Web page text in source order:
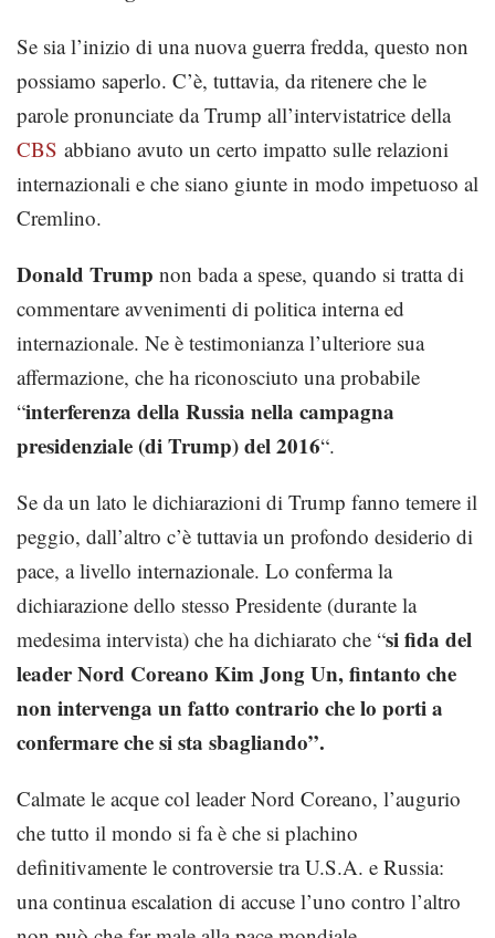
Se sia l’inizio di una nuova guerra fredda, questo non
possiamo saperlo. C’è, tuttavia, da ritenere che le
parole pronunciate da Trump all’intervistatrice della
CBS abbiano avuto un certo impatto sulle relazioni
internazionali e che siano giunte in modo impetuoso al
Cremlino.
Donald Trump non bada a spese, quando si tratta di
commentare avvenimenti di politica interna ed
internazionale. Ne è testimonianza l’ulteriore sua
affermazione, che ha riconosciuto una probabile
“interferenza della Russia nella campagna
presidenziale (di Trump) del 2016“.
Se da un lato le dichiarazioni di Trump fanno temere il
peggio, dall’altro c’è tuttavia un profondo desiderio di
pace, a livello internazionale. Lo conferma la
dichiarazione dello stesso Presidente (durante la
medesima intervista) che ha dichiarato che “si fida del
leader Nord Coreano Kim Jong Un, fintanto che
non intervenga un fatto contrario che lo porti a
confermare che si sta sbagliando”.
Calmate le acque col leader Nord Coreano, l’augurio
che tutto il mondo si fa è che si plachino
definitivamente le controversie tra U.S.A. e Russia:
una continua escalation di accuse l’uno contro l’altro